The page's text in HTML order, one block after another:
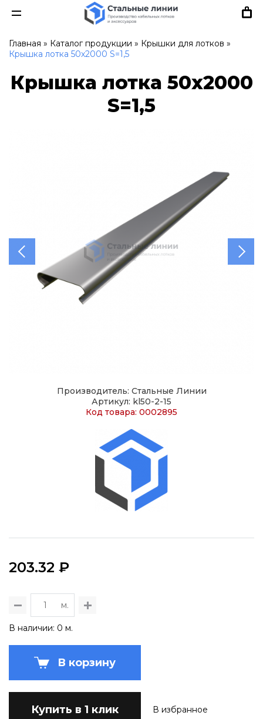
Главная » Каталог продукции » Крышки для лотков »
Крышка лотка 50х2000 S=1,5
Крышка лотка 50х2000
S=1,5
Производитель: Стальные Линии
Артикул: kl50-2-15
Код товара: 0002895
203.32 ₽
м.
В наличии: 0 м.
В корзину
Купить в 1 клик В избранное